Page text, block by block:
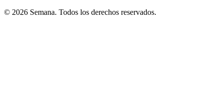
© 2026 Semana. Todos los derechos reservados.